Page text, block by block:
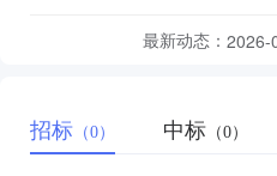
最新动态： 2026-
招标 （0） 中标 （0）